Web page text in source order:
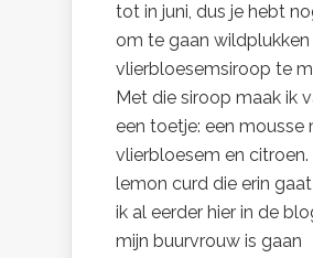
tot in juni, dus je hebt
om te gaan wildplukken
vlierbloesemsiroop te
Met die siroop maak ik
een toetje: een mousse
vlierbloesem en citroen.
lemon curd die erin
ik al eerder hier in de
mijn buurvrouw is gaan